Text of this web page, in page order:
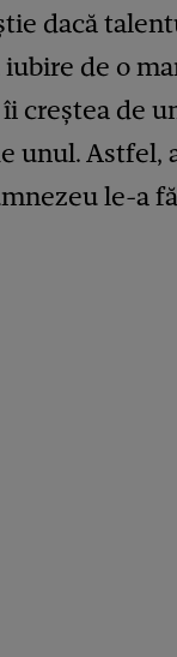
dacă
de o
creștea de
unul. Astfel,
le-a